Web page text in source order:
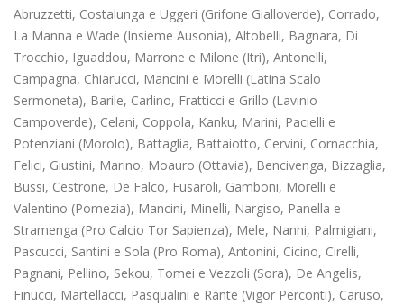
Abruzzetti, Costalunga e Uggeri (Grifone Gialloverde), Corrado,
La Manna e Wade (Insieme Ausonia), Altobelli, Bagnara, Di
Trocchio, Iguaddou, Marrone e Milone (Itri), Antonelli,
Campagna, Chiarucci, Mancini e Morelli (Latina Scalo
Sermoneta), Barile, Carlino, Fratticci e Grillo (Lavinio
Campoverde), Celani, Coppola, Kanku, Marini, Pacielli e
Potenziani (Morolo), Battaglia, Battaiotto, Cervini, Cornacchia,
Felici, Giustini, Marino, Moauro (Ottavia), Bencivenga, Bizzaglia,
Bussi, Cestrone, De Falco, Fusaroli, Gamboni, Morelli e
Valentino (Pomezia), Mancini, Minelli, Nargiso, Panella e
Stramenga (Pro Calcio Tor Sapienza), Mele, Nanni, Palmigiani,
Pascucci, Santini e Sola (Pro Roma), Antonini, Cicino, Cirelli,
Pagnani, Pellino, Sekou, Tomei e Vezzoli (Sora), De Angelis,
Finucci, Martellacci, Pasqualini e Rante (Vigor Perconti), Caruso,